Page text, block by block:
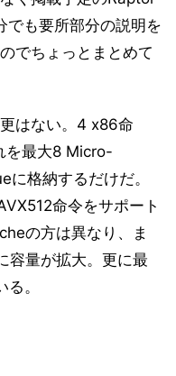
も要所部分の説明を
でちょっとまとめて
はない。4 x86命
を最大8 Micro-
格納するだけだ。
命令をサポート
の方は異なり、ま
容量が拡大。更に最
。